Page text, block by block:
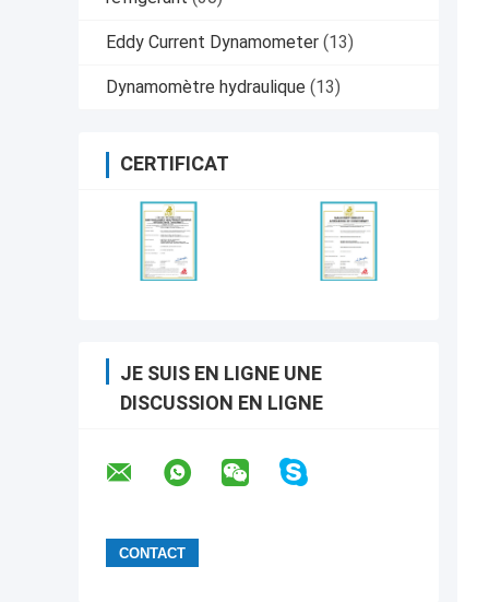
Eddy Current Dynamometer (13)
Dynamomètre hydraulique (13)
CERTIFICAT
JE SUIS EN LIGNE UNE
DISCUSSION EN LIGNE